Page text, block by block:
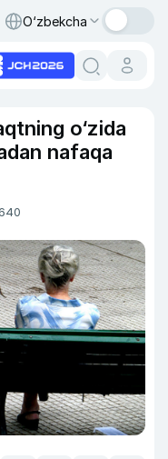
O‘zbekcha
o‘zida
nafaqa